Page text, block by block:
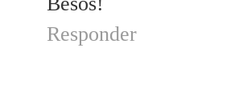
Responder